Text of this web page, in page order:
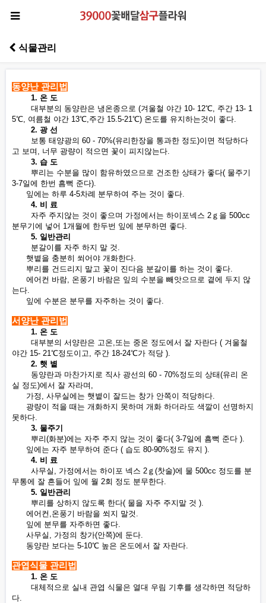
식물관리
동양난 관리법
1. 온 도
대부분의 동양란은 냉온종으로 (겨울철 야간 10- 12℃, 주간 13- 1
5℃, 여름철 야간 13℃,주간 15.5-21℃) 온도를 유지하는것이 좋다.
2. 광 선
보통 태양광의 60 - 70%(유리한장을 통과한 정도)이면 적당하다
고 보며, 너무 광량이 적으면 꽃이 피지않는다.
3. 습 도
뿌리는 수분을 많이 함유하였으므로 건조한 상태가 좋다( 물주기
3-7일에 한번 흠뻑 준다).
잎에는 하루 4-5차례 분무하여 주는 것이 좋다.
4. 비 료
자주 주지않는 것이 좋으며 가정에서는 하이포넥스 2ｇ을 500cc
분무기에 넣어 1개월에 한두번 잎에 분무하면 좋다.
5. 일반관리
분갈이를 자주 하지 말 것.
햇볕을 충분히 쐬어야 개화한다.
뿌리를 건드리지 말고 꽃이 진다음 분갈이를 하는 것이 좋다.
에어컨 바람, 온풍기 바람은 잎의 수분을 빼앗으므로 곁에 두지 않
는다.
잎에 수분은 분무를 자주하는 것이 좋다.
서양난 관리법
1. 온 도
대부분의 서양란은 고온,또는 중온 정도에서 잘 자란다 ( 겨울철
야간 15- 21℃정도이고, 주간 18-24℃가 적당 ).
2. 햇 볕
동양란과 마찬가지로 직사 광선의 60 - 70%정도의 상태(유리 온
실 정도)에서 잘 자라며,
가정, 사무실에는 햇볕이 잘드는 창가 안쪽이 적당하다.
광량이 적을 때는 개화하지 못하며 개화 하더라도 색깔이 선명하지
못하다.
3. 물주기
뿌리(화분)에는 자주 주지 않는 것이 좋다( 3-7일에 흠뻑 준다 ).
잎에는 자주 분무하여 준다 ( 습도 80-90%정도 유지 ).
4. 비 료
사무실, 가정에서는 하이포 넥스 2ｇ(찻술)에 물 500cc 정도를 분
무통에 잘 흔들어 잎에 월 2회 정도 분무한다.
5. 일반관리
뿌리를 상하지 않도록 한다( 물을 자주 주지말 것 ).
에어컨,온풍기 바람을 쐬지 말것.
잎에 분무를 자주하면 좋다.
사무실, 가정의 창가(안쪽)에 둔다.
동양란 보다는 5-10℃ 높은 온도에서 잘 자란다.
관엽식물 관리법
1. 온 도
대체적으로 실내 관엽 식물은 열대 우림 기후를 생각하면 적당하
다.